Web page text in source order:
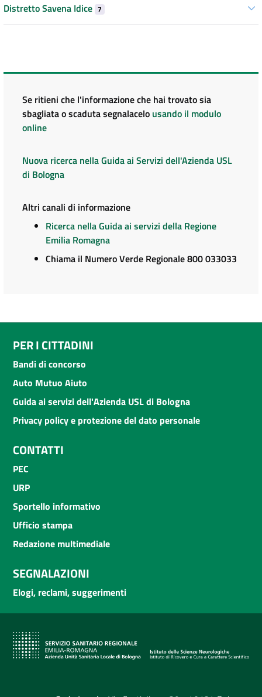
Distretto Savena Idice 7
Se ritieni che l'informazione che hai trovato sia
sbagliata o scaduta segnalacelo usando il modulo
online
Nuova ricerca nella Guida ai Servizi dell'Azienda USL
di Bologna
Altri canali di informazione
Ricerca nella Guida ai servizi della Regione
Emilia Romagna
Chiama il Numero Verde Regionale 800 033033
PER I CITTADINI
Bandi di concorso
Auto Mutuo Aiuto
Guida ai servizi dell'Azienda USL di Bologna
Privacy policy e protezione del dato personale
CONTATTI
PEC
URP
Sportello informativo
Ufficio stampa
Redazione multimediale
SEGNALAZIONI
Elogi, reclami, suggerimenti